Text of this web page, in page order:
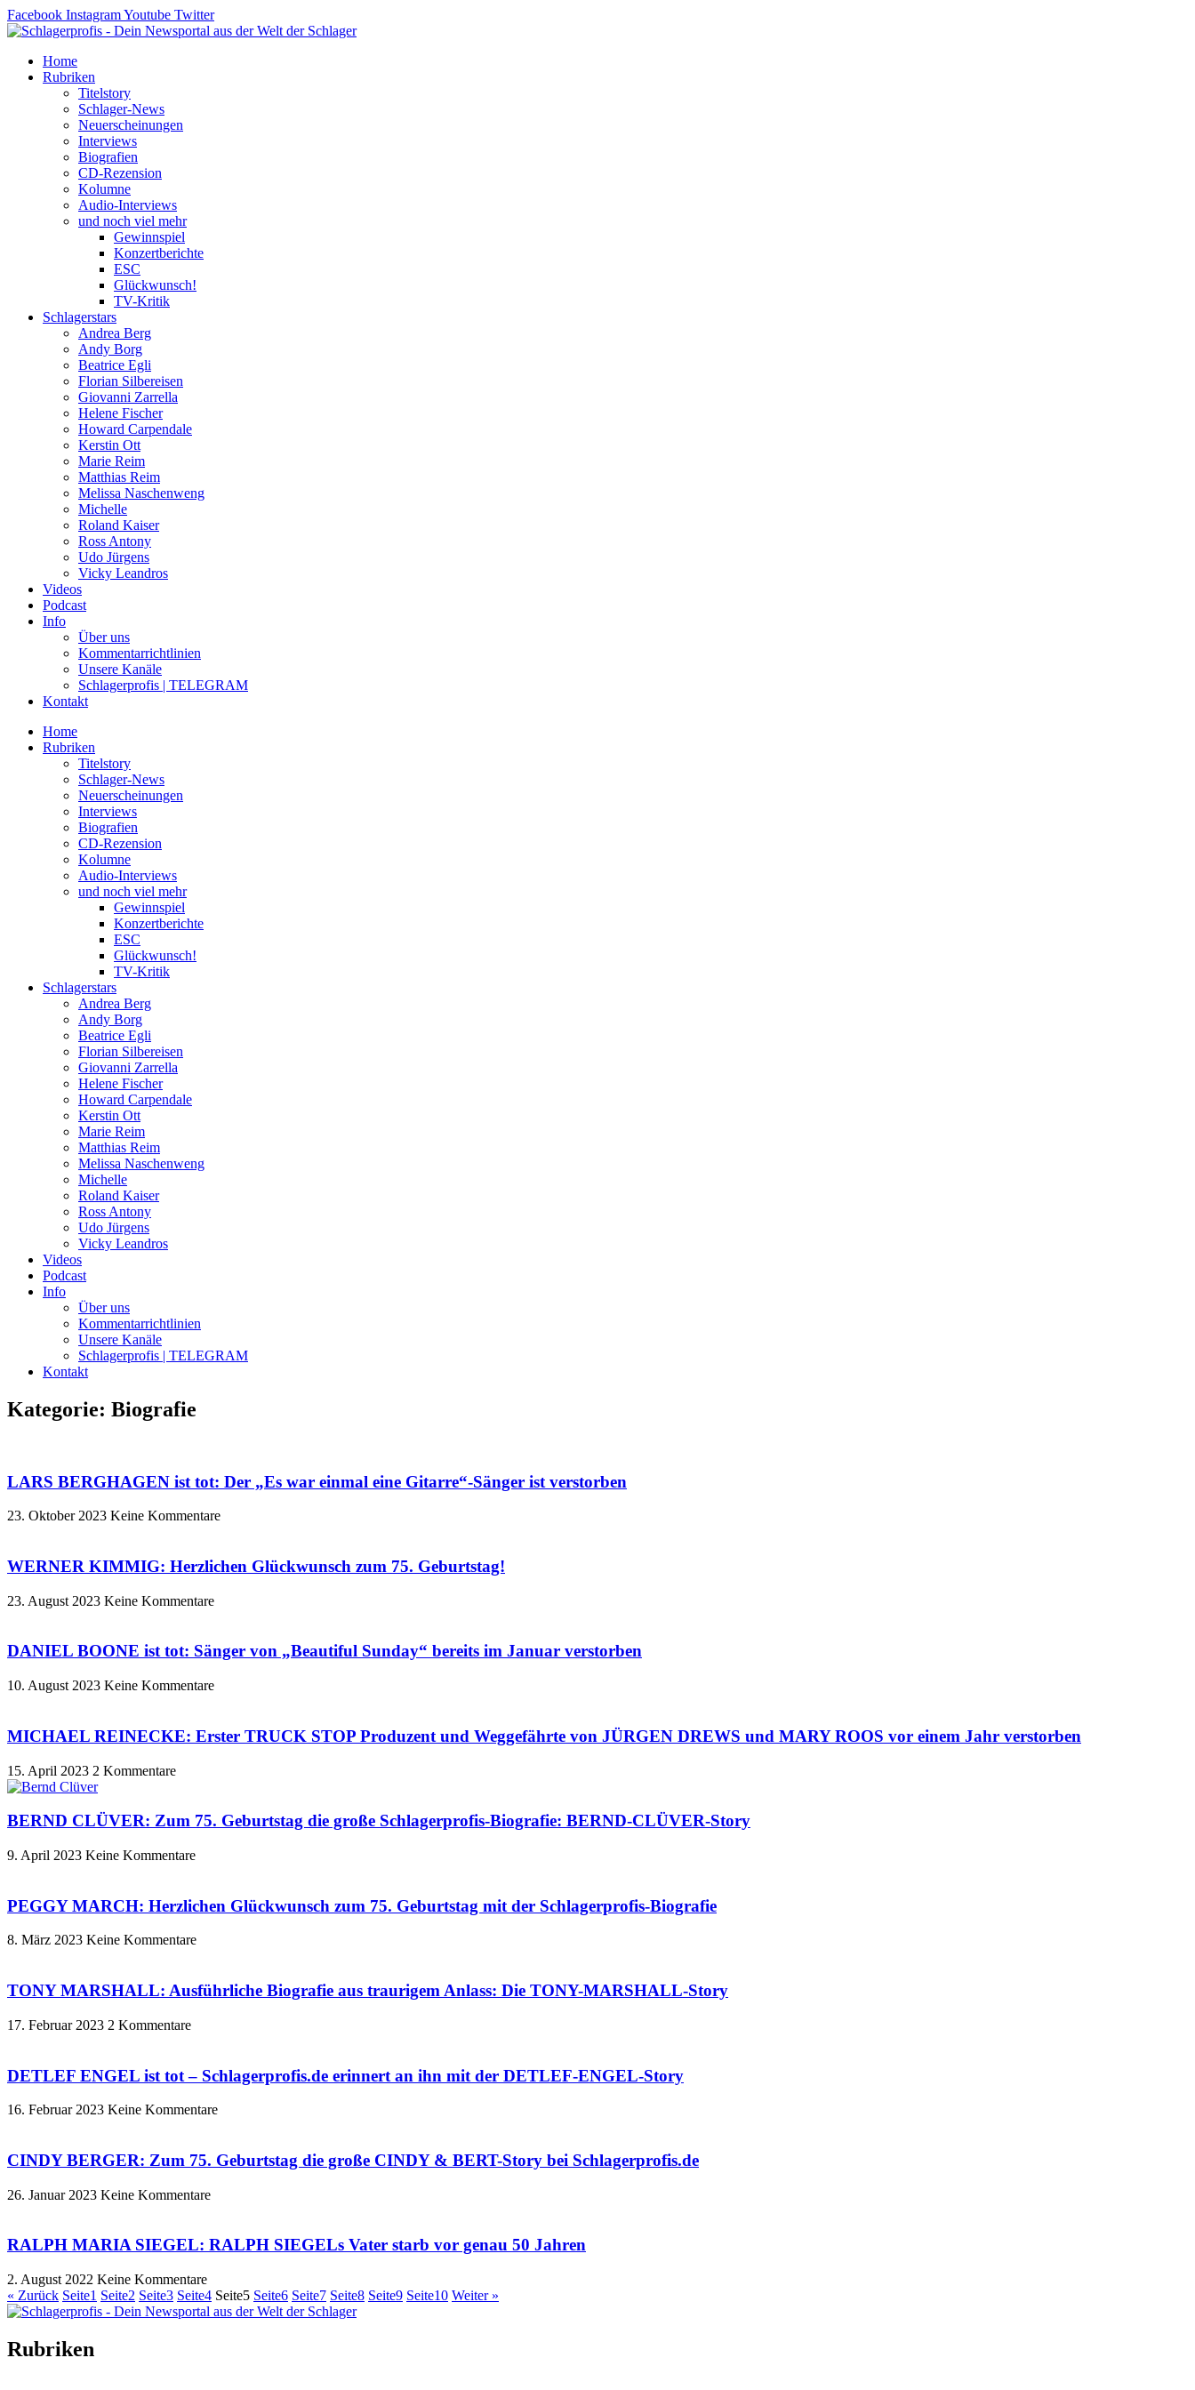
Zum
Inhalt
Facebook InstagramYoutube Twitter
Home
Rubriken
Titelstory
Schlager-News
Neuerscheinungen
Interviews
Biografien
CD-Rezension
Kolumne
Audio-Interviews
und noch viel mehr
Gewinnspiel
Konzertberichte
ESC
Glückwunsch!
TV-Kritik
Schlagerstars
Andrea Berg
Andy Borg
Beatrice Egli
Florian Silbereisen
Giovanni Zarrella
Helene Fischer
Howard Carpendale
Kerstin Ott
Marie Reim
Matthias Reim
Melissa Naschenweng
Michelle
Roland Kaiser
Ross Antony
Udo Jürgens
Vicky Leandros
Videos
Podcast
Info
Über uns
Kommentarrichtlinien
Unsere Kanäle
Schlagerprofis | TELEGRAM
Kontakt
Home
Rubriken
Titelstory
Schlager-News
Neuerscheinungen
Interviews
Biografien
CD-Rezension
Kolumne
Audio-Interviews
und noch viel mehr
Gewinnspiel
Konzertberichte
ESC
Glückwunsch!
TV-Kritik
Schlagerstars
Andrea Berg
Andy Borg
Beatrice Egli
Florian Silbereisen
Giovanni Zarrella
Helene Fischer
Howard Carpendale
Kerstin Ott
Marie Reim
Matthias Reim
Melissa Naschenweng
Michelle
Roland Kaiser
Ross Antony
Udo Jürgens
Vicky Leandros
Videos
Podcast
Info
Über uns
Kommentarrichtlinien
Unsere Kanäle
Schlagerprofis | TELEGRAM
Kontakt
Kategorie: Biografie
LARS BERGHAGEN ist tot: Der „Es war einmal eine Gitarre“-Sänger ist verstorben
23. Oktober 2023 Keine Kommentare
WERNER KIMMIG: Herzlichen Glückwunsch zum 75. Geburtstag!
23. August 2023 Keine Kommentare
DANIEL BOONE ist tot: Sänger von „Beautiful Sunday“ bereits im Januar verstorben
10. August 2023 Keine Kommentare
MICHAEL REINECKE: Erster TRUCK STOP Produzent und Weggefährte von JÜRGEN DREWS und MARY ROOS vor einem Jahr verstorben
15. April 2023 2 Kommentare
BERND CLÜVER: Zum 75. Geburtstag die große Schlagerprofis-Biografie: BERND-CLÜVER-Story
9. April 2023 Keine Kommentare
PEGGY MARCH: Herzlichen Glückwunsch zum 75. Geburtstag mit der Schlagerprofis-Biografie
8. März 2023 Keine Kommentare
TONY MARSHALL: Ausführliche Biografie aus traurigem Anlass: Die TONY-MARSHALL-Story
17. Februar 2023 2 Kommentare
DETLEF ENGEL ist tot – Schlagerprofis.de erinnert an ihn mit der DETLEF-ENGEL-Story
16. Februar 2023 Keine Kommentare
CINDY BERGER: Zum 75. Geburtstag die große CINDY & BERT-Story bei Schlagerprofis.de
26. Januar 2023 Keine Kommentare
RALPH MARIA SIEGEL: RALPH SIEGELs Vater starb vor genau 50 Jahren
2. August 2022 Keine Kommentare
« Zurück Seite1 Seite2 Seite3 Seite4 Seite5 Seite6 Seite7 Seite8 Seite9 Seite10 Weiter »
Rubriken